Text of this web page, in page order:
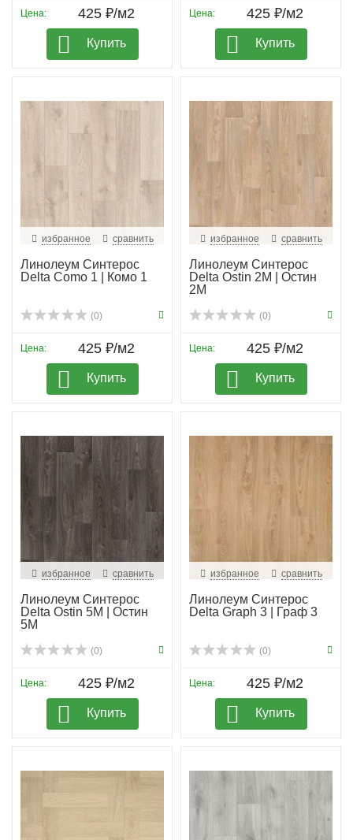
Цена: 425 ₽/м2
Купить
Цена: 425 ₽/м2
Купить
избранное сравнить
Линолеум Синтерос
Delta Como 1 | Комо 1
(0)
Цена: 425 ₽/м2
Купить
избранное сравнить
Линолеум Синтерос
Delta Ostin 2M | Остин
2М
(0)
Цена: 425 ₽/м2
Купить
избранное сравнить
Линолеум Синтерос
Delta Ostin 5M | Остин
5М
(0)
Цена: 425 ₽/м2
Купить
избранное сравнить
Линолеум Синтерос
Delta Graph 3 | Граф 3
(0)
Цена: 425 ₽/м2
Купить